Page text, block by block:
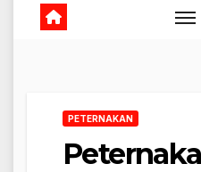
PETERNAKAN